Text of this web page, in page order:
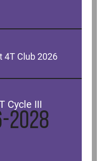
4T Club 2026
Cycle III
2028